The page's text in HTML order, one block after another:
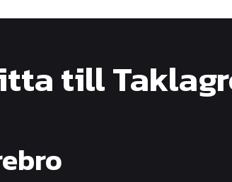
till